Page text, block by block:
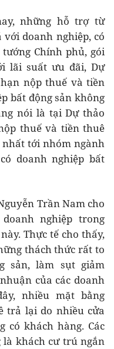
những hỗ trợ từ
doanh nghiệp, có
Chính phủ, gói
lãi suất ưu đãi, Dự
nộp thuế và tiền
bất động sản không
nói là tại Dự thảo
thuế và tiền thuê
tới nhóm ngành
doanh nghiệp bất
Trần Nam cho
nghiệp trong
Thực tế cho thấy,
thách thức rất to
sản, làm sụt giảm
của các doanh
nhiều mặt bằng
trả lại do nhiều cửa
có khách hàng. Các
là khách cư trú ngắn